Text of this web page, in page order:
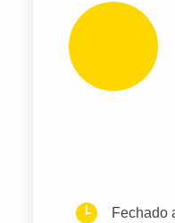
Fechado